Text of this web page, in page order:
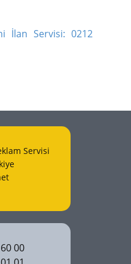
İlan Servisi: 0212
Servisi
00